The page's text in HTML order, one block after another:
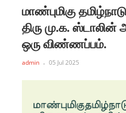
மாண்புமிகு
திரு மு.க. ஸ்டாலின்
ஒரு விண்ணப்பம்.
admin 05 Jul 2025